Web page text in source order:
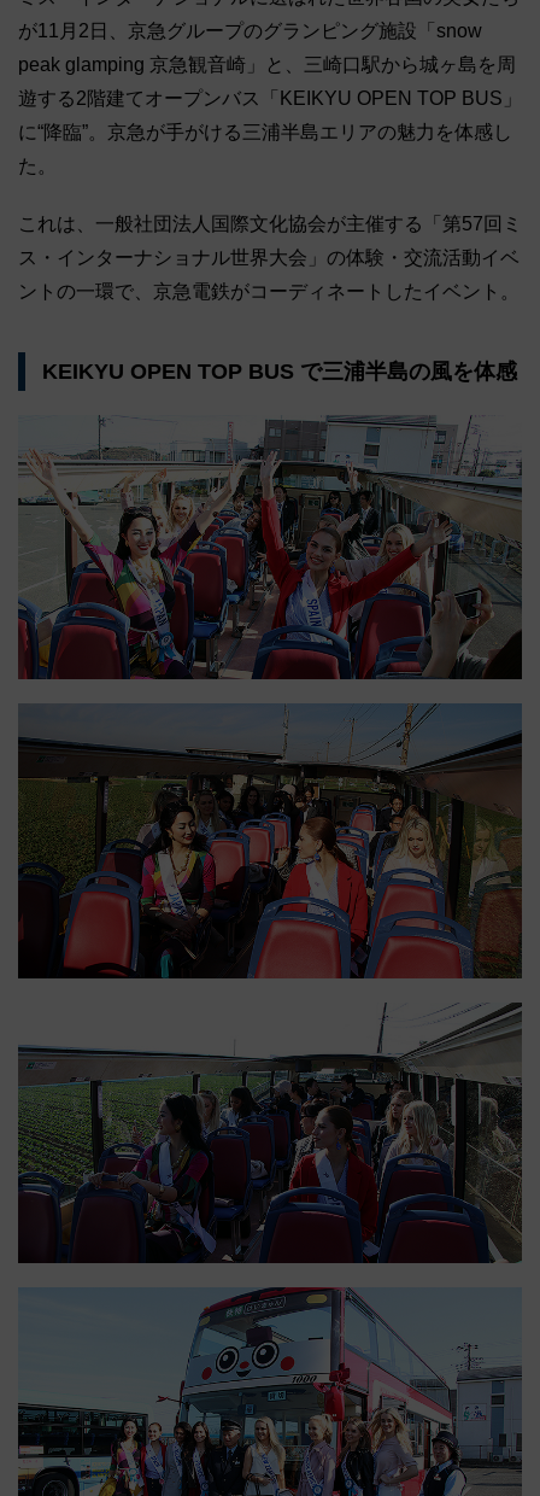
が11月2日、京急グループのグランピング施設「snow
peak glamping 京急観音崎」と、三崎口駅から城ヶ島を周
遊する2階建てオープンバス「KEIKYU OPEN TOP BUS」
に“降臨”。京急が手がける三浦半島エリアの魅力を体感し
た。
これは、一般社団法人国際文化協会が主催する「第57回ミ
ス・インターナショナル世界大会」の体験・交流活動イベ
ントの一環で、京急電鉄がコーディネートしたイベント。
KEIKYU OPEN TOP BUS で三浦半島の風を体感